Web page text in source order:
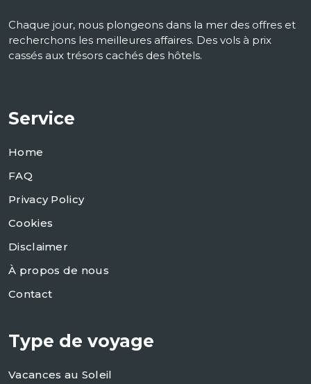
Chaque jour, nous plongeons dans la mer des offres et
recherchons les meilleures affaires. Des vols à prix
cassés aux trésors cachés des hôtels.
Service
Home
FAQ
Privacy Policy
Cookies
Disclaimer
À propos de nous
Contact
Type de voyage
Vacances au Soleil